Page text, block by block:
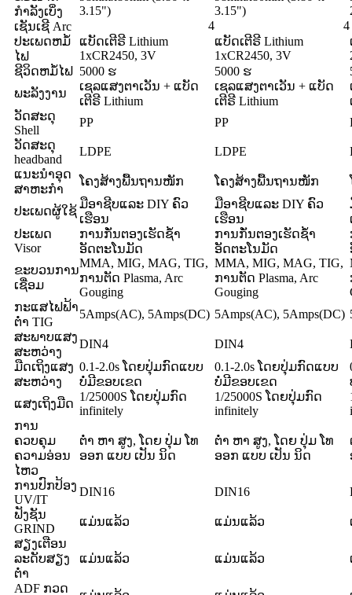
ກຳລັງເບິ່ງ
3.15")
3.15")
ເຊັນເຊີ Arc
4
4
ປະເພດຫມໍ້
ໄຟ
ແບັດເຕີຣີ Lithium
1xCR2450, 3V
ແບັດເຕີຣີ Lithium
1xCR2450, 3V
ຊີວິດຫມໍ້ໄຟ 5000 ຮ 5000 ຮ
ພະລັງງານ
ເຊລແສງຕາເວັນ + ແບັດ
ເຕີຣີ Lithium
ເຊລແສງຕາເວັນ + ແບັດ
ເຕີຣີ Lithium
ວັດສະດຸ
Shell
PP PP
ວັດສະດຸ
headband
LDPE LDPE
ແນະນໍາອຸດ
ສາຫະກໍາ
ໂຄງສ້າງພື້ນຖານໜັກ ໂຄງສ້າງພື້ນຖານໜັກ
ປະເພດຜູ້ໃຊ້
ມືອາຊີບແລະ DIY ຄົວ
ເຮືອນ
ມືອາຊີບແລະ DIY ຄົວ
ເຮືອນ
ປະເພດ
Visor
ການກັ່ນຕອງເຮັດຊ້ໍາ
ອັດຕະໂນມັດ
ການກັ່ນຕອງເຮັດຊ້ໍາ
ອັດຕະໂນມັດ
ຂະບວນການ
ເຊື່ອມ
MMA, MIG, MAG, TIG,
ການຕັດ Plasma, Arc
Gouging
MMA, MIG, MAG, TIG,
ການຕັດ Plasma, Arc
Gouging
ກະແສໄຟຟ້າ
ຕໍ່າ TIG
5Amps(AC), 5Amps(DC) 5Amps(AC), 5Amps(DC)
ສະພາບແສງ
ສະຫວ່າງ
DIN4 DIN4
ມືດເຖິງແສງ
ສະຫວ່າງ
0.1-2.0s ໂດຍປຸ່ມກົດແບບ
ບໍ່ມີຂອບເຂດ
0.1-2.0s ໂດຍປຸ່ມກົດແບບ
ບໍ່ມີຂອບເຂດ
ແສງເຖິງມືດ
1/25000S ໂດຍປຸ່ມກົດ
infinitely
1/25000S ໂດຍປຸ່ມກົດ
infinitely
ການ
ຄວບຄຸມ
ຄວາມອ່ອນ
ໄຫວ
ຕ່ຳ ຫາ ສູງ, ໂດຍ ປຸ່ມ ໂທ
ອອກ ແບບ ເປັນ ນິດ
ຕ່ຳ ຫາ ສູງ, ໂດຍ ປຸ່ມ ໂທ
ອອກ ແບບ ເປັນ ນິດ
ການປົກປ້ອງ
UV/IT
DIN16 DIN16
ຟັງຊັນ
GRIND
ແມ່ນແລ້ວ ແມ່ນແລ້ວ
ສຽງເຕືອນ
ລະດັບສຽງ
ຕໍ່າ
ແມ່ນແລ້ວ ແມ່ນແລ້ວ
ADF ກວດ​